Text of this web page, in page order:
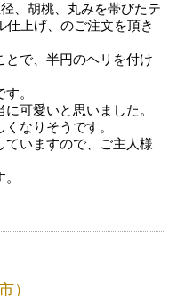
、胡桃、丸みを帯びたテ
仕上げ、のご注文を頂き
とで、半円のヘリを付け
。
可愛いと思いました。
なりそうです。
ていますので、ご主人様
）